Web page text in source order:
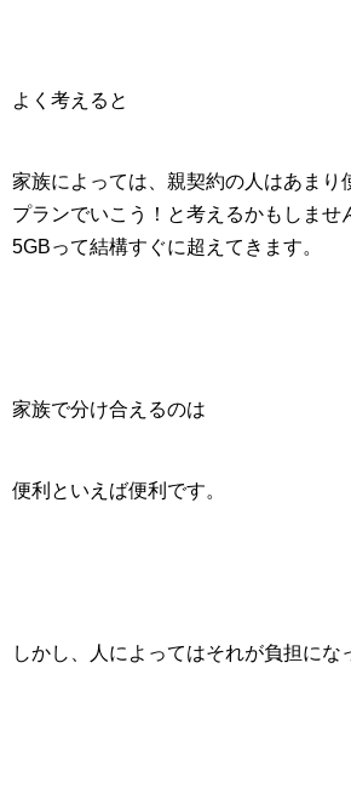
よく考えると
家族によっては、親契約の人はあまり
プランでいこう！と考えるかもしませ
5GBって結構すぐに超えてきます。
家族で分け合えるのは
便利といえば便利です。
しかし、人によってはそれが負担にな